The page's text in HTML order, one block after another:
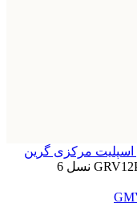
اسپلیت مرکزی گرین